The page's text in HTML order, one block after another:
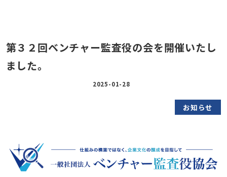
第３２回ベンチャー監査役の会を開催いたし
ました。
2025-01-28
お知らせ